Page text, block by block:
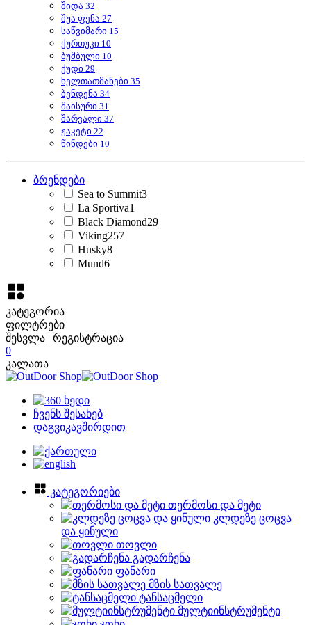
შიდა 32
შუა ფენა 27
საწვიმარი 15
ქურთუკი 10
ბუმბული 10
ქუდი 29
ხელთათმანები 35
ბენდენა 34
მაისური 31
შარვალი 37
ჟაკეტი 22
წინდები 10
ბრენდები
Sea to Summit3
La Sportiva1
Black Diamond29
Viking257
Husky8
Mund6
კატეგორია
ფილტრები
შესვლა | რეგისტრაცია
0
კალათა
ჩვენს შესახებ
დაგვიკავშირდით
კატეგორიები
თერმოსი და მეტი
კლდეზე ცოცვა
და ყინული
თოვლი
გადარჩენა
ფანარი
მზის სათვალე
ტანსაცმელი
მულტიინსტრუმენტი